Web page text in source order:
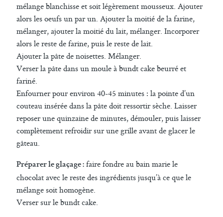
mélange blanchisse et soit légèrement mousseux. Ajouter
alors les oeufs un par un. Ajouter la moitié de la farine,
mélanger, ajouter la moitié du lait, mélanger. Incorporer
alors le reste de farine, puis le reste de lait.
Ajouter la pâte de noisettes. Mélanger.
Verser la pâte dans un moule à bundt cake beurré et
fariné.
Enfourner pour environ 40-45 minutes : la pointe d’un
couteau insérée dans la pâte doit ressortir sèche. Laisser
reposer une quinzaine de minutes, démouler, puis laisser
complètement refroidir sur une grille avant de glacer le
gâteau.
Préparer le glaçage : faire fondre au bain marie le
chocolat avec le reste des ingrédients jusqu’à ce que le
mélange soit homogène.
Verser sur le bundt cake.